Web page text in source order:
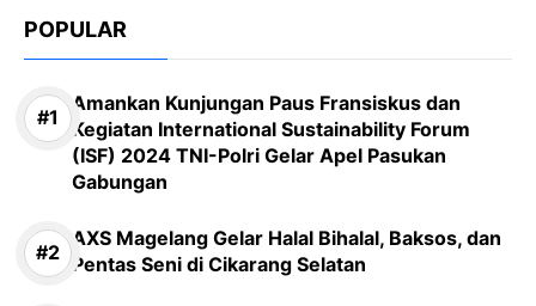
POPULAR
Amankan Kunjungan Paus Fransiskus dan
Kegiatan International Sustainability Forum
(ISF) 2024 TNI-Polri Gelar Apel Pasukan
Gabungan
AXS Magelang Gelar Halal Bihalal, Baksos, dan
Pentas Seni di Cikarang Selatan